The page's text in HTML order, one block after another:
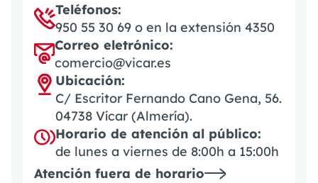
Teléfonos:
950 55 30 69 o en la extensión 4350
Correo eletrónico:
comercio@vicar.es
Ubicación:
C/ Escritor Fernando Cano Gena, 56.
04738 Vícar (Almería).
Horario de atención al público:
de lunes a viernes de 8:00h a 15:00h
Atención fuera de horario